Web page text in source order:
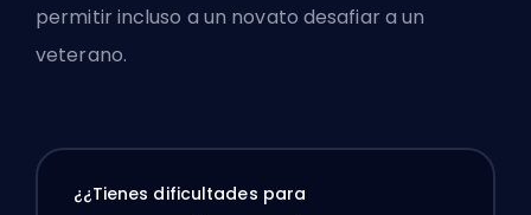
permitir incluso a un novato desafiar a un
veterano.
¿¿Tienes dificultades para